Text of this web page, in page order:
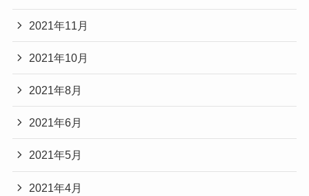
2021年11月
2021年10月
2021年8月
2021年6月
2021年5月
2021年4月